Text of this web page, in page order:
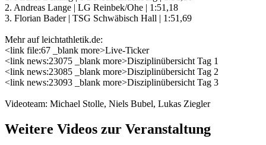
2. Andreas Lange | LG Reinbek/Ohe | 1:51,18
3. Florian Bader | TSG Schwäbisch Hall | 1:51,69
Mehr auf leichtathletik.de:
<link file:67 _blank more>Live-Ticker
<link news:23075 _blank more>Disziplinübersicht Tag 1
<link news:23085 _blank more>Disziplinübersicht Tag 2
<link news:23093 _blank more>Disziplinübersicht Tag 3
Videoteam: Michael Stolle, Niels Bubel, Lukas Ziegler
Weitere Videos zur Veranstaltung